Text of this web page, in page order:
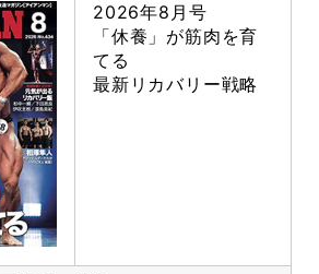
2026年8月号
「休養」が筋肉を育
てる
最新リカバリー戦略